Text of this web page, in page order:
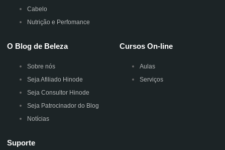
Cabelo
Nutrição e Perfomance
O Blog de Beleza
Sobre nós
Seja Afiliado Hinode
Seja Consultor Hinode
Seja Patrocinador do Blog
Notícias
Cursos On-line
Aulas
Serviços
Suporte